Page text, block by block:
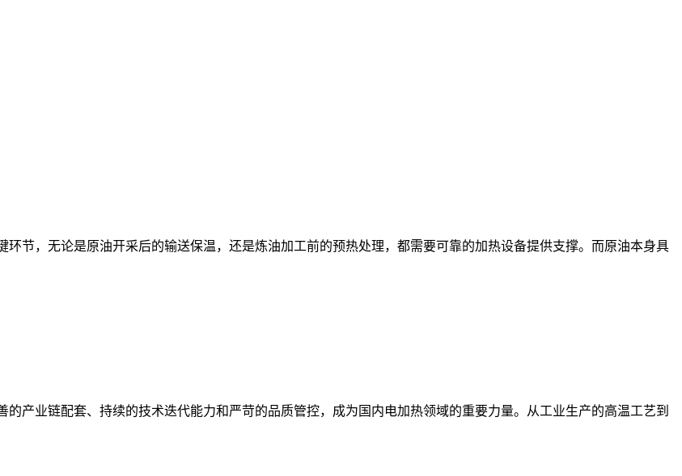
节，无论是原油开采后的输送保温，还是炼油加工前的预热处理，都需要可靠的加热设备提供支撑。而原油本身具
产业链配套、持续的技术迭代能力和严苛的品质管控，成为国内电加热领域的重要力量。从工业生产的高温工艺到